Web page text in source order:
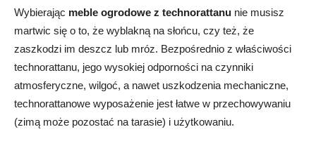
Wybierając meble ogrodowe z technorattanu nie musisz
martwic się o to, że wyblakną na słońcu, czy też, że
zaszkodzi im deszcz lub mróz. Bezpośrednio z właściwości
technorattanu, jego wysokiej odporności na czynniki
atmosferyczne, wilgoć, a nawet uszkodzenia mechaniczne,
technorattanowe wyposażenie jest łatwe w przechowywaniu
(zimą może pozostać na tarasie) i użytkowaniu.